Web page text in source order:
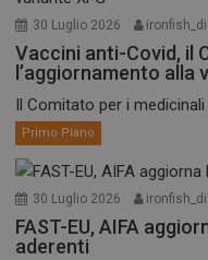
30 Luglio 2026
Vaccini anti-Covid, il
l’aggiornamento alla
Il Comitato per i medicinali
Primo Piano
30 Luglio 2026
FAST-EU, AIFA
aderenti